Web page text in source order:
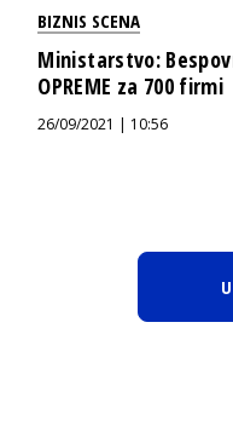
BIZNIS SCENA
Ministarstvo:
OPREME za 700 firmi
26/09/2021 | 10:56